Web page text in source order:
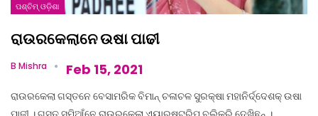
ପଶ୍ଚିମ୍ ଓଡ଼ିଶା
ରାଉରକେଲାନେ ଉଷା ପାଢୀ
B Mishra Feb 15, 2021
ରାଉରକେଲା ଗସ୍ତନେ ବେସାମରିକ ବିମାନ୍ ଚଳାଚଳ ସୁରକ୍ଷା ମହାନିର୍ଦ୍ଦେଶକ୍ ଉଷା